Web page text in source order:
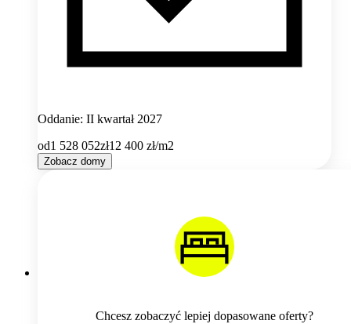
Oddanie: II kwartał 2027
od1 528 052zł12 400 zł/m2
Zobacz domy
Chcesz zobaczyć lepiej dopasowane oferty?